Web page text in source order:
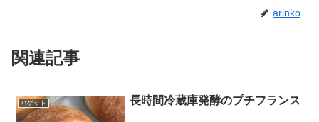
arinko
関連記事
バゲット 長時間冷蔵庫発酵のプチフランス